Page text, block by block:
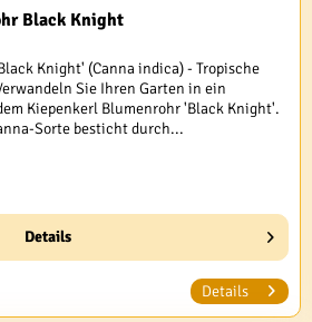
Black Knight
Knight' (Canna indica) - Tropische
Sie Ihren Garten in ein
Kiepenkerl Blumenrohr 'Black Knight'.
Sorte besticht durch...
Details
Details